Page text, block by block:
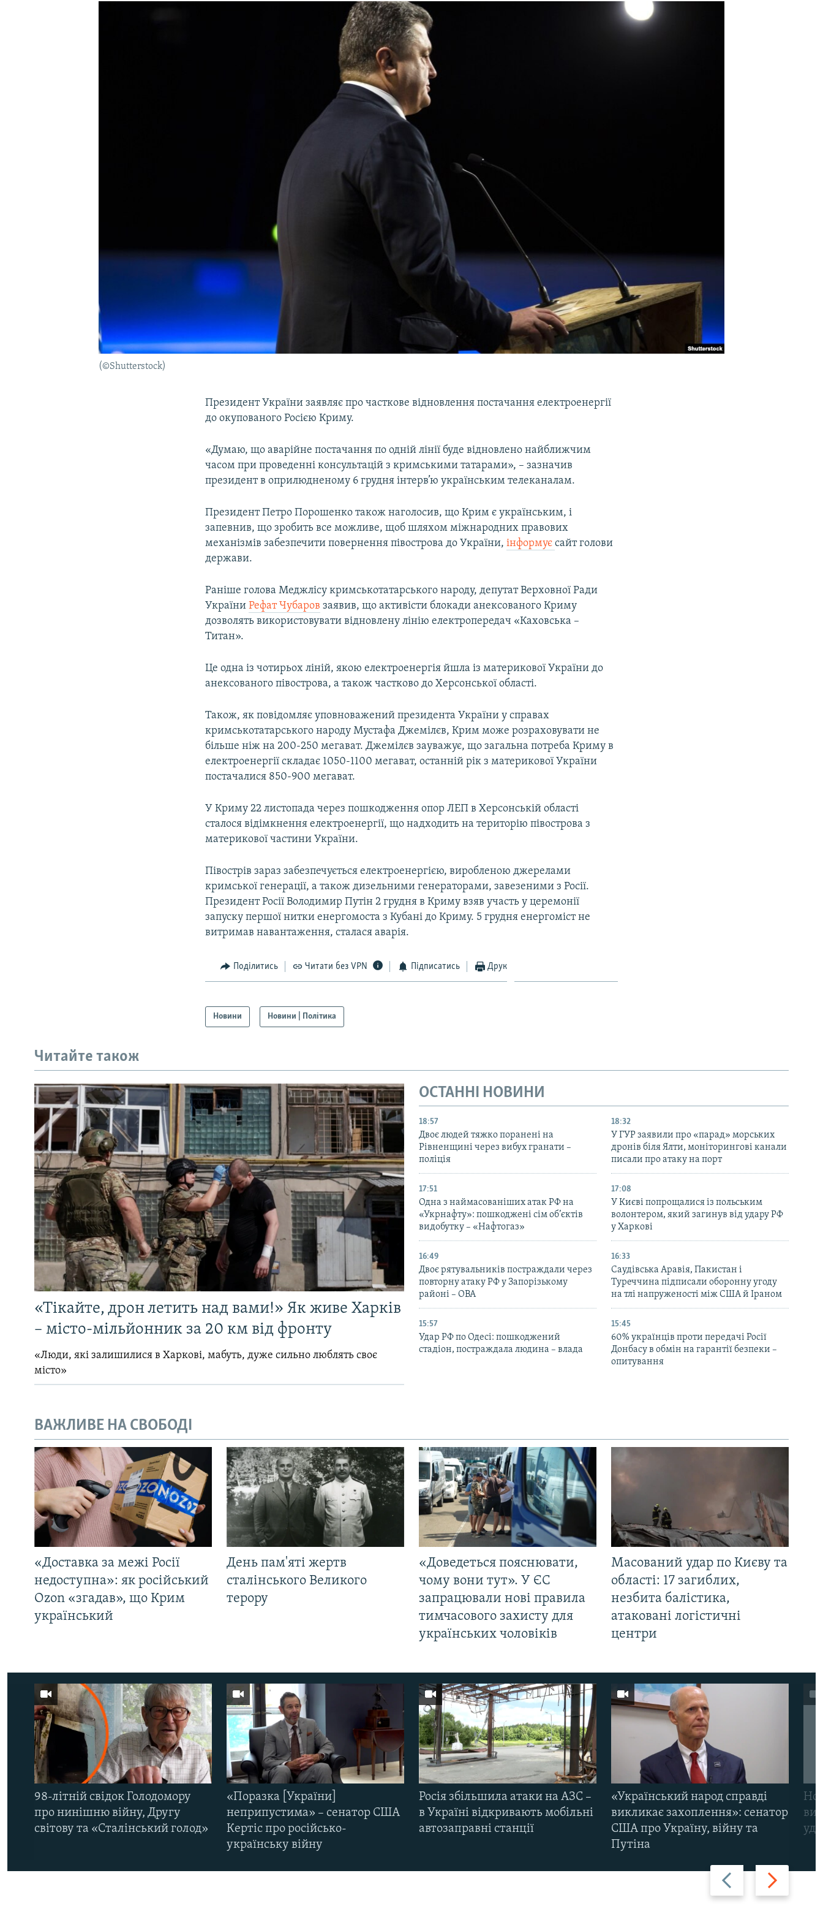
(©Shutterstock)
Президент України заявляє про часткове відновлення постачання електроенергії
до окупованого Росією Криму.
«Думаю, що аварійне постачання по одній лінії буде відновлено найближчим
часом при проведенні консультацій з кримськими татарами», – зазначив
президент в оприлюдненому 6 грудня інтерв’ю українським телеканалам.
Президент Петро Порошенко також наголосив, що Крим є українським, і
запевнив, що зробить все можливе, щоб шляхом міжнародних правових
механізмів забезпечити повернення півострова до України,інформуєсайт голови
держави.
Раніше голова Меджлісу кримськотатарського народу, депутат Верховної Ради
УкраїниРефат Чубаров заявив, що активісти блокади анексованого Криму
дозволять використовувати відновлену лінію електропередач «Каховська –
Титан».
Це одна із чотирьох ліній, якою електроенергія йшла із материкової України до
анексованого півострова, а також частково до Херсонської області.
Також, як повідомляє уповноважений президента України у справах
кримськотатарського народу Мустафа Джемілєв, Крим може розраховувати не
більше ніж на 200-250 мегават. Джемілєв зауважує, що загальна потреба Криму в
електроенергії складає 1050-1100 мегават, останній рік з материкової України
постачалися 850-900 мегават.
У Криму 22 листопада через пошкодження опор ЛЕП в Херсонській області
сталося відімкнення електроенергії, що надходить на територію півострова з
материкової частини України.
Півострів зараз забезпечується електроенергією, виробленою джерелами
кримської генерації, а також дизельними генераторами, завезеними з Росії.
Президент Росії Володимир Путін 2 грудня в Криму взяв участь у церемонії
запуску першої нитки енергомоста з Кубані до Криму. 5 грудня енергоміст не
витримав навантаження, сталася аварія.
Поділитись Читати без VPN Підписатись Друк
Новини Новини | Політика
Читайте також
«Тікайте, дрон летить над вами!» Як живе Харків
– місто-мільйонник за 20 км від фронту
«Люди, які залишилися в Харкові, мабуть, дуже сильно люблять своє
місто»
ОСТАННІ НОВИНИ
18:57
Двоє людей тяжко поранені на
Рівненщині через вибух гранати –
поліція
18:32
У ГУР заявили про «парад» морських
дронів біля Ялти, моніторингові канали
писали про атаку на порт
17:51
Одна з наймасованіших атак РФ на
«Укрнафту»: пошкоджені сім об’єктів
видобутку – «Нафтогаз»
17:08
У Києві попрощалися із польським
волонтером, який загинув від удару РФ
у Харкові
16:49
Двоє рятувальників постраждали через
повторну атаку РФ у Запорізькому
районі – ОВА
16:33
Саудівська Аравія, Пакистан і
Туреччина підписали оборонну угоду
на тлі напруженості між США й Іраном
15:57
Удар РФ по Одесі: пошкоджений
стадіон, постраждала людина – влада
15:45
60% українців проти передачі Росії
Донбасу в обмін на гарантії безпеки –
опитування
ВАЖЛИВЕ НА СВОБОДІ
«Доставка за межі Росії
недоступна»: як російський
Ozon «згадав», що Крим
український
День пам'яті жертв
сталінського Великого
терору
«Доведеться пояснювати,
чому вони тут». У ЄС
запрацювали нові правила
тимчасового захисту для
українських чоловіків
Масований удар по Києву та
області: 17 загиблих,
незбита балістика,
атаковані логістичні
центри
Назад Вперед
98-літній свідок Голодомору
про нинішню війну, Другу
світову та «Сталінський голод»
«Поразка [України]
неприпустима» – сенатор США
Кертіс про російсько-
українську війну
Росія збільшила атаки на АЗС –
в Україні відкривають мобільні
автозаправні станції
«Український народ справді
викликає захоплення»: сенатор
США про Україну, війну та
Путіна